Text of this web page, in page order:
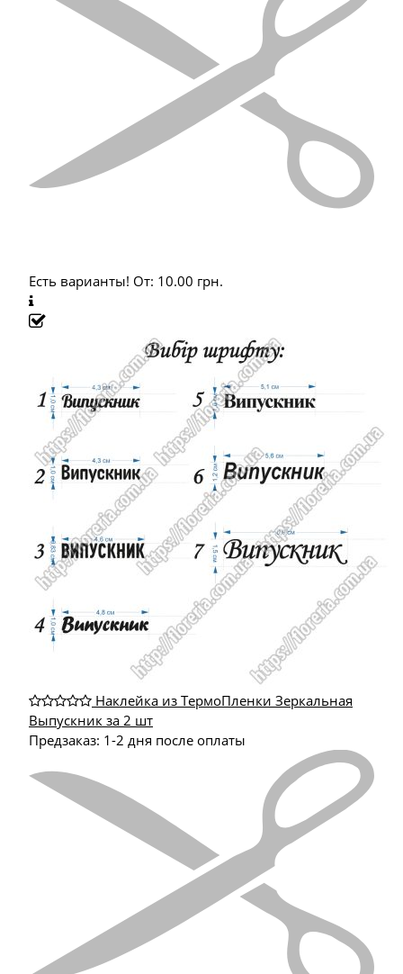
Есть варианты! От: 10.00 грн.
Наклейка из ТермоПленки Зеркальная
Выпускник за 2 шт
Предзаказ: 1-2 дня после оплаты